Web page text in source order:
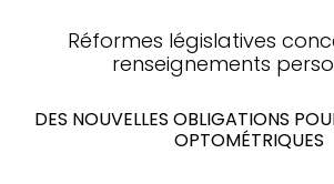
ACTUALITÉS
optométristes
Réformes législatives
renseignements
DES NOUVELLES OBLIGATIONS
OPTOMÉTRIQUES